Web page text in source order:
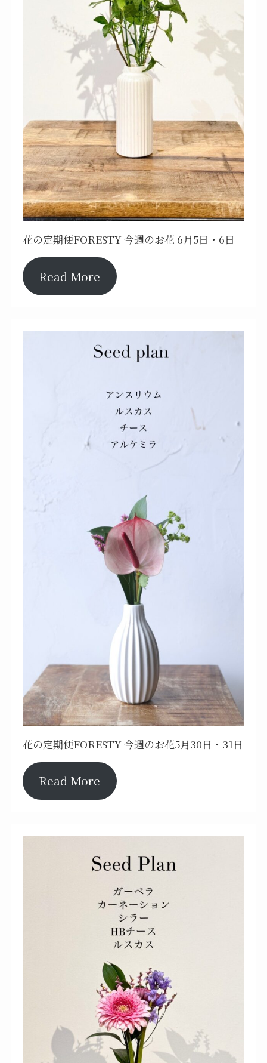
花の定期便FORESTY 今週のお花 6月5日・6日
Read More
花の定期便FORESTY 今週のお花5月30日・31日
Read More